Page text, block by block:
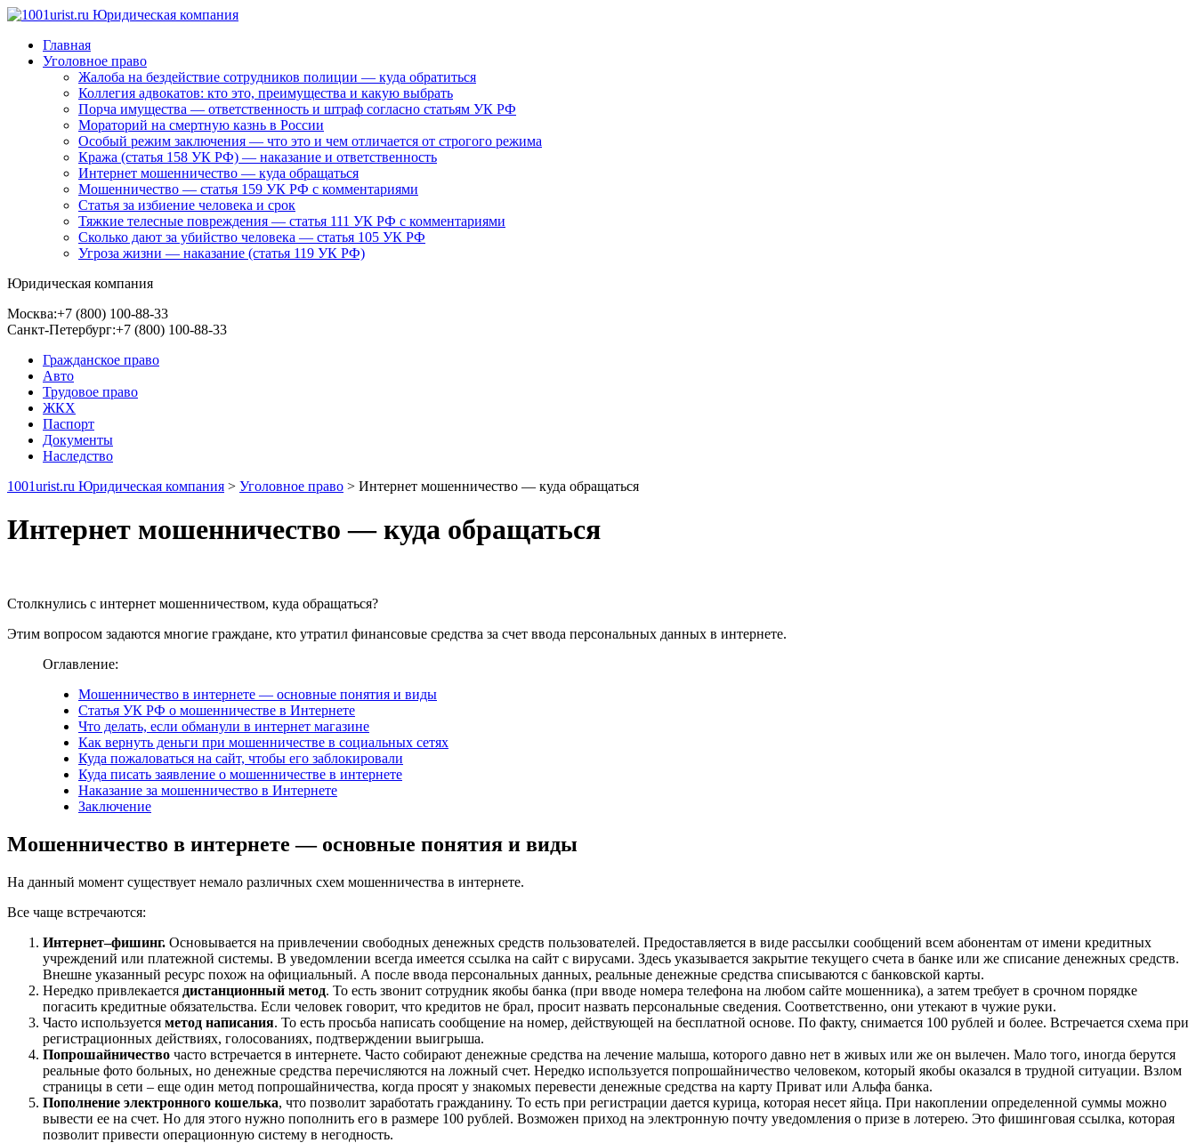
Главная
Уголовное право
Жалоба на бездействие сотрудников полиции — куда обратиться
Коллегия адвокатов: кто это, преимущества и какую выбрать
Порча имущества — ответственность и штраф согласно статьям УК РФ
Мораторий на смертную казнь в России
Особый режим заключения — что это и чем отличается от строгого режима
Кража (статья 158 УК РФ) — наказание и ответственность
Интернет мошенничество — куда обращаться
Мошенничество — статья 159 УК РФ с комментариями
Статья за избиение человека и срок
Тяжкие телесные повреждения — статья 111 УК РФ с комментариями
Сколько дают за убийство человека — статья 105 УК РФ
Угроза жизни — наказание (статья 119 УК РФ)
Юридическая компания
Москва:+7 (800) 100-88-33
Санкт-Петербург:+7 (800) 100-88-33
Гражданское право
Авто
Трудовое право
ЖКХ
Паспорт
Документы
Наследство
1001urist.ru Юридическая компания > Уголовное право > Интернет мошенничество — куда обращаться
Интернет мошенничество — куда обращаться
Столкнулись с интернет мошенничеством, куда обращаться?
Этим вопросом задаются многие граждане, кто утратил финансовые средства за счет ввода персональных данных в интернете.
Оглавление:
Мошенничество в интернете — основные понятия и виды
Статья УК РФ о мошенничестве в Интернете
Что делать, если обманули в интернет магазине
Как вернуть деньги при мошенничестве в социальных сетях
Куда пожаловаться на сайт, чтобы его заблокировали
Куда писать заявление о мошенничестве в интернете
Наказание за мошенничество в Интернете
Заключение
Мошенничество в интернете — основные понятия и виды
На данный момент существует немало различных схем мошенничества в интернете.
Все чаще встречаются:
Интернет–фишинг. Основывается на привлечении свободных денежных средств пользователей. Предоставляется в виде рассылки сообщений всем абонентам от имени кредитных
учреждений или платежной системы. В уведомлении всегда имеется ссылка на сайт с вирусами. Здесь указывается закрытие текущего счета в банке или же списание денежных средств.
Внешне указанный ресурс похож на официальный. А после ввода персональных данных, реальные денежные средства списываются с банковской карты.
Нередко привлекается дистанционный метод. То есть звонит сотрудник якобы банка (при вводе номера телефона на любом сайте мошенника), а затем требует в срочном порядке
погасить кредитные обязательства. Если человек говорит, что кредитов не брал, просит назвать персональные сведения. Соответственно, они утекают в чужие руки.
Часто используется метод написания. То есть просьба написать сообщение на номер, действующей на бесплатной основе. По факту, снимается 100 рублей и более. Встречается схема при
регистрационных действиях, голосованиях, подтверждении выигрыша.
Попрошайничество часто встречается в интернете. Часто собирают денежные средства на лечение малыша, которого давно нет в живых или же он вылечен. Мало того, иногда берутся
реальные фото больных, но денежные средства перечисляются на ложный счет. Нередко используется попрошайничество человеком, который якобы оказался в трудной ситуации. Взлом
страницы в сети – еще один метод попрошайничества, когда просят у знакомых перевести денежные средства на карту Приват или Альфа банка.
Пополнение электронного кошелька, что позволит заработать гражданину. То есть при регистрации дается курица, которая несет яйца. При накоплении определенной суммы можно
вывести ее на счет. Но для этого нужно пополнить его в размере 100 рублей. Возможен приход на электронную почту уведомления о призе в лотерею. Это фишинговая ссылка, которая
позволит привести операционную систему в негодность.